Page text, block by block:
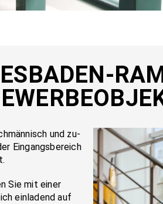
und zu­
Ein­gangs­be­reich
Sie mit einer
einladend auf